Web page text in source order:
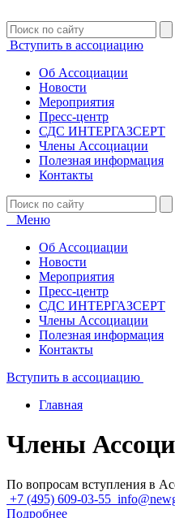
Вступить в ассоциацию
Об Ассоциации
Новости
Мероприятия
Пресс-центр
СДС ИНТЕРГАЗСЕРТ
Члены Ассоциации
Полезная информация
Контакты
Меню
Об Ассоциации
Новости
Мероприятия
Пресс-центр
СДС ИНТЕРГАЗСЕРТ
Члены Ассоциации
Полезная информация
Контакты
Вступить в ассоциацию
Главная
Члены
По вопросам вступления в
+7 (495) 609-03-55
Подробнее